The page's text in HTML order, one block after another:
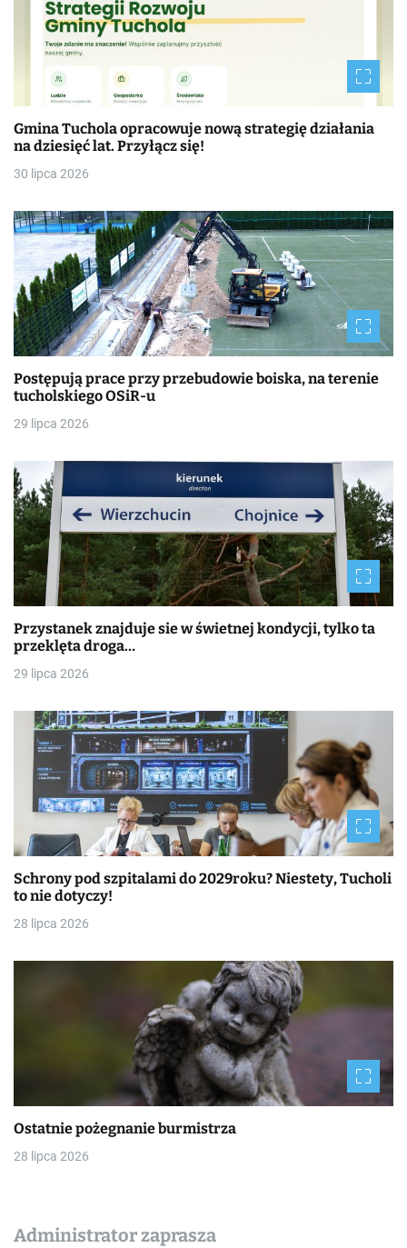
Gmina Tuchola opracowuje nową strategię działania
na dziesięć lat. Przyłącz się!
30 lipca 2026
Postępują prace przy przebudowie boiska, na terenie
tucholskiego OSiR-u
29 lipca 2026
Przystanek znajduje sie w świetnej kondycji, tylko ta
przeklęta droga…
29 lipca 2026
Schrony pod szpitalami do 2029roku? Niestety, Tucholi
to nie dotyczy!
28 lipca 2026
Ostatnie pożegnanie burmistrza
28 lipca 2026
Administrator zaprasza